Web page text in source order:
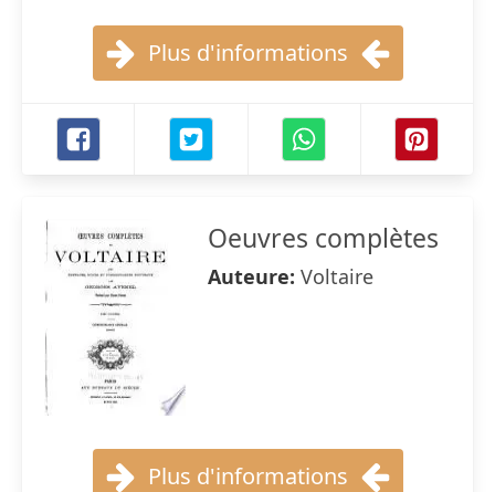
Plus d'informations
Oeuvres complètes
Auteure: Voltaire
Plus d'informations